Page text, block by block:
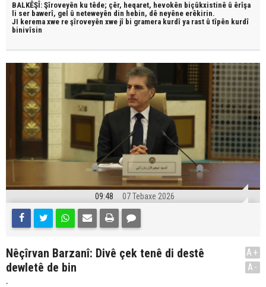
BALKÊŞÎ: Şîroveyên ku têde; çêr, heqaret, hevokên biçûkxistinê û êrîşa
li ser bawerî, gel û neteweyên din hebin, dê neyêne erêkirin.
JI kerema xwe re şîroveyên xwe jî bi gramera kurdî ya rast û tîpên kurdî
binivîsin
09:48 07 Tebaxe 2026
Nêçîrvan Barzanî: Divê çek tenê di destê
dewletê de bin
.
A+
A-